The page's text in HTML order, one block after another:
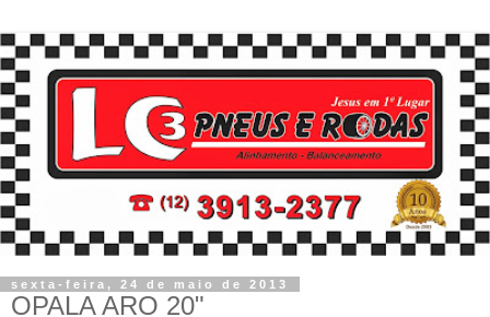
sexta-feira, 24 de maio de 2013
OPALA ARO 20"